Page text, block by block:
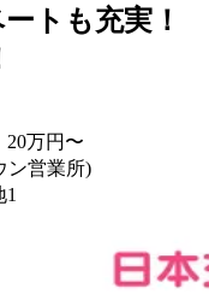
トも充実！
20万円〜
ン営業所)